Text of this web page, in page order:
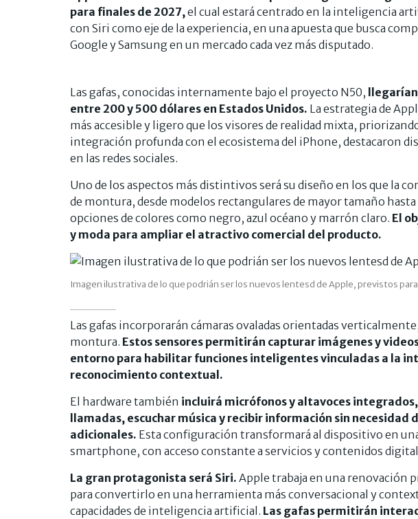
para finales de 2027, el cual estará centrado en la inteligencia
con Siri como eje de la experiencia, en una apuesta que busca
Google y Samsung en un mercado cada vez más disputado.
Las gafas, conocidas internamente bajo el proyecto N50,
entre 200 y 500 dólares en Estados Unidos. La estrategia de
más accesible y ligero que los visores de realidad mixta,
integración profunda con el ecosistema del iPhone, destacaron
en las redes sociales.
Uno de los aspectos más distintivos será su diseño en los que la
de montura, desde modelos rectangulares de mayor tamaño
opciones de colores como negro, azul océano y marrón claro. El
y moda para ampliar el atractivo comercial del producto.
Imagen ilustrativa de lo que podrián ser los nuevos lentesd de Apple, previstos
Las gafas incorporarán cámaras ovaladas orientadas
montura. Estos sensores permitirán capturar imágenes y
entorno para habilitar funciones inteligentes vinculadas a la
reconocimiento contextual.
El hardware también incluirá micrófonos y altavoces
llamadas, escuchar música y recibir información sin necesidad
adicionales. Esta configuración transformará al dispositivo en
smartphone, con acceso constante a servicios y contenidos
La gran protagonista será Siri. Apple trabaja en una renovación
para convertirlo en una herramienta más conversacional y
capacidades de inteligencia artificial. Las gafas permitirán